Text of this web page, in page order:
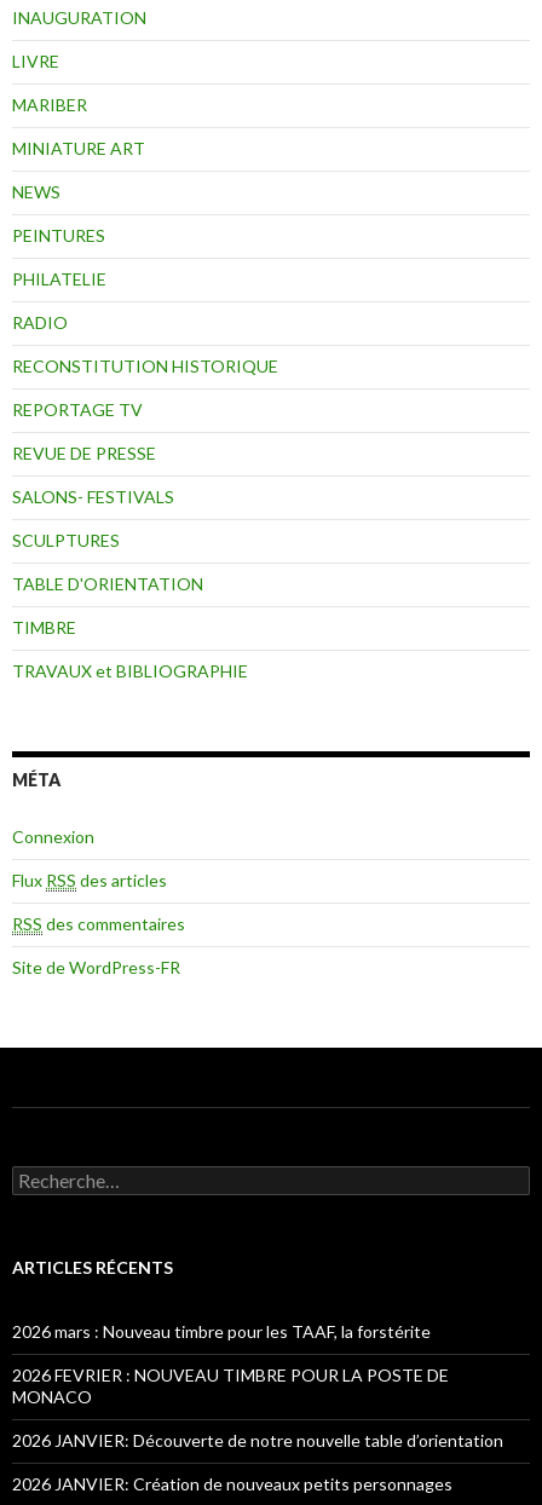
INAUGURATION
LIVRE
MARIBER
MINIATURE ART
NEWS
PEINTURES
PHILATELIE
RADIO
RECONSTITUTION HISTORIQUE
REPORTAGE TV
REVUE DE PRESSE
SALONS- FESTIVALS
SCULPTURES
TABLE D'ORIENTATION
TIMBRE
TRAVAUX et BIBLIOGRAPHIE
MÉTA
Connexion
Flux RSS des articles
RSS des commentaires
Site de WordPress-FR
Recherche pour :
ARTICLES RÉCENTS
2026 mars : Nouveau timbre pour les TAAF, la forstérite
2026 FEVRIER : NOUVEAU TIMBRE POUR LA POSTE DE
MONACO
2026 JANVIER: Découverte de notre nouvelle table d’orientation
2026 JANVIER: Création de nouveaux petits personnages